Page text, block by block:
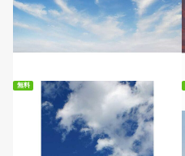
無料ダウンロード
無料